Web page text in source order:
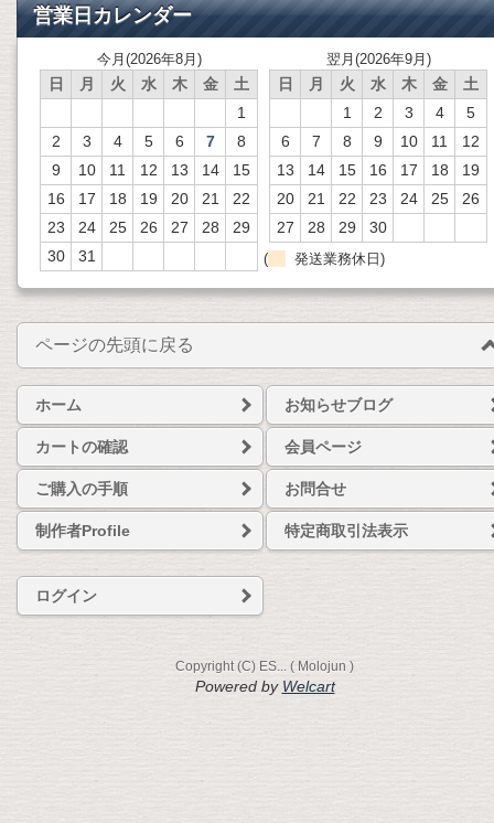
営業日カレンダー
今月(2026年8月)
日 月 火 水 木 金
土
1
2
3 4 5 6 7
8
9
10 11 12 13 14
15
16
17 18 19 20 21
22
23
24 25 26 27 28
29
30
31
翌月(2026年9月)
日 月 火 水 木 金
土
1
2 3 4
5
6
7 8 9 10 11
12
13
14 15 16 17 18
19
20
21 22 23 24 25
26
27
28 29 30
( 発送業務休日)
ページの先頭に戻る
ホーム お知らせブログ
カートの確認 会員ページ
ご購入の手順 お問合せ
制作者Profile 特定商取引法表示
ログイン
Copyright (C) ES... ( Molojun )
Powered by Welcart